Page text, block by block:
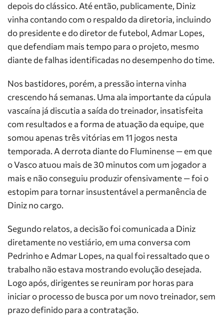
depois do clássico. Até então, publicamente, Diniz
vinha contando com o respaldo da diretoria, incluindo
do presidente e do diretor de futebol, Admar Lopes,
que defendiam mais tempo para o projeto, mesmo
diante de falhas identificadas no desempenho do time.
Nos bastidores, porém, a pressão interna vinha
crescendo há semanas. Uma ala importante da cúpula
vascaína já discutia a saída do treinador, insatisfeita
com resultados e a forma de atuação da equipe, que
somou apenas três vitórias em 11 jogos nesta
temporada. A derrota diante do Fluminense — em que
o Vasco atuou mais de 30 minutos com um jogador a
mais e não conseguiu produzir ofensivamente — foi o
estopim para tornar insustentável a permanência de
Diniz no cargo.
Segundo relatos, a decisão foi comunicada a Diniz
diretamente no vestiário, em uma conversa com
Pedrinho e Admar Lopes, na qual foi ressaltado que o
trabalho não estava mostrando evolução desejada.
Logo após, dirigentes se reuniram por horas para
iniciar o processo de busca por um novo treinador, sem
prazo definido para a contratação.